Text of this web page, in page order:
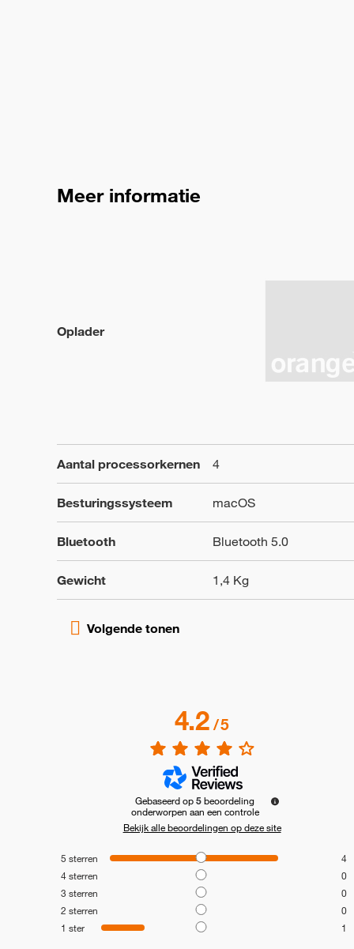
Meer informatie
Oplader
Aantal processorkernen 4
Besturingssysteem macOS
Bluetooth Bluetooth 5.0
Gewicht 1,4 Kg
4.2/5
Gebaseerd op5beoordeling
onderworpen aan een controle
Bekijk alle beoordelingen op deze site
5 sterren
4
4sterren
0
3 sterren
0
2 sterren
0
1 ster 1